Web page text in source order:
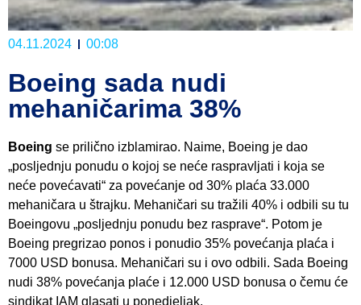
04.11.2024 00:08
Boeing sada nudi
mehaničarima 38%
Boeing se prilično izblamirao. Naime, Boeing je dao
„posljednju ponudu o kojoj se neće raspravljati i koja se
neće povećavati“ za povećanje od 30% plaća 33.000
mehaničara u štrajku. Mehaničari su tražili 40% i odbili su tu
Boeingovu „posljednju ponudu bez rasprave“. Potom je
Boeing pregrizao ponos i ponudio 35% povećanja plaća i
7000 USD bonusa. Mehaničari su i ovo odbili. Sada Boeing
nudi 38% povećanja plaće i 12.000 USD bonusa o čemu će
sindikat IAM glasati u ponedjeljak.